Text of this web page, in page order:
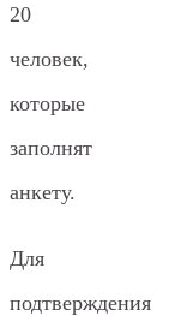
20
человек,
которые
заполнят
анкету.
Для
подтверждения